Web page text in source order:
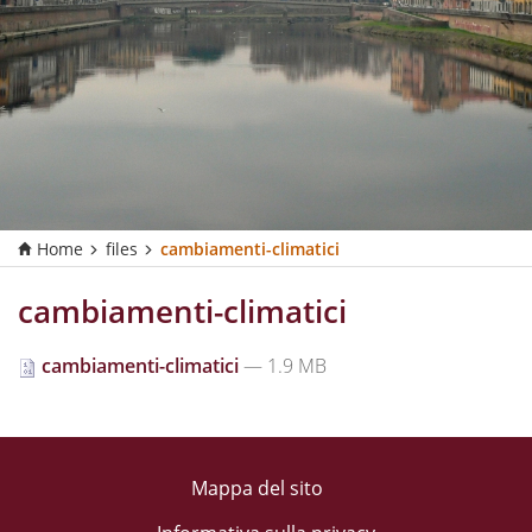
Home files cambiamenti-climatici
cambiamenti-climatici
cambiamenti-climatici— 1.9 MB
Mappa del sito